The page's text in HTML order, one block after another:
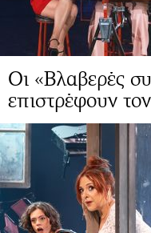
Οι «Βλαβερές
επιστρέφουν